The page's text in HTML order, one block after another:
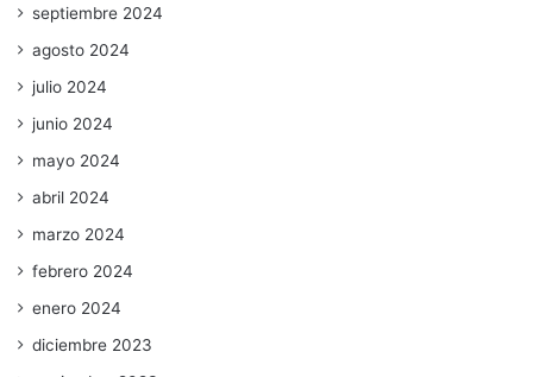
septiembre 2024
agosto 2024
julio 2024
junio 2024
mayo 2024
abril 2024
marzo 2024
febrero 2024
enero 2024
diciembre 2023